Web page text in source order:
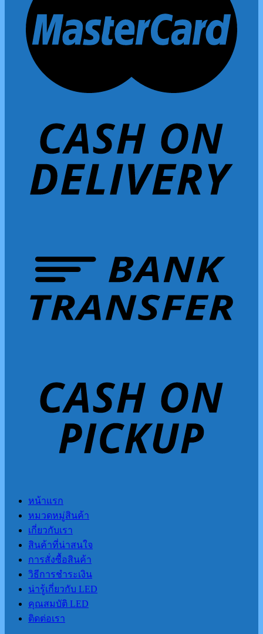
หน้าแรก
หมวดหมู่สินค้า
เกี่ยวกับเรา
สินค้าที่น่าสนใจ
การสั่งซื้อสินค้า
วิธีการชำระเงิน
น่ารู้เกี่ยวกับ LED
คุณสมบัติ LED
ติดต่อเรา